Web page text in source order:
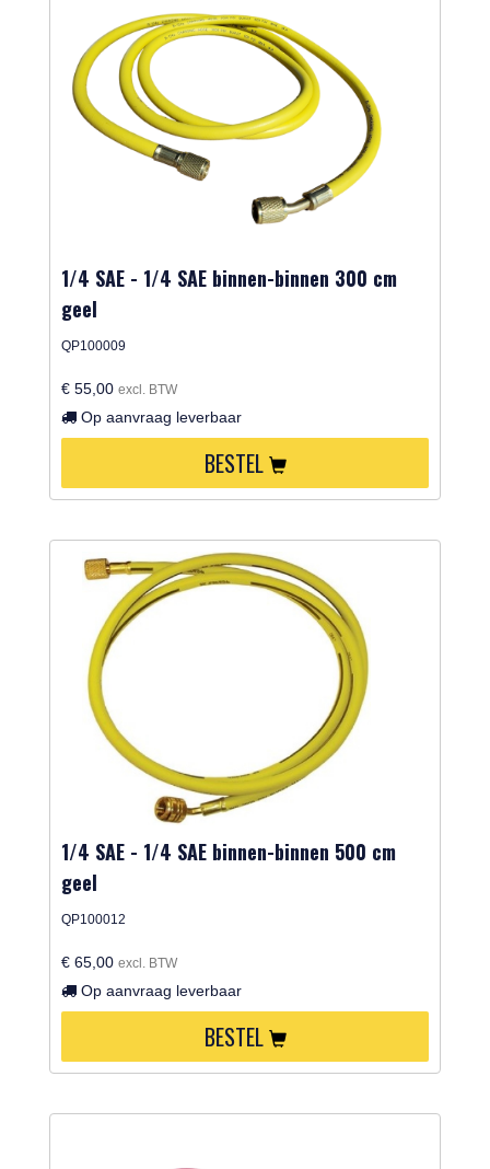
1/4 SAE - 1/4 SAE binnen-binnen 300 cm
geel
QP100009
€ 55,00 excl. BTW
Op aanvraag leverbaar
BESTEL
1/4 SAE - 1/4 SAE binnen-binnen 500 cm
geel
QP100012
€ 65,00 excl. BTW
Op aanvraag leverbaar
BESTEL